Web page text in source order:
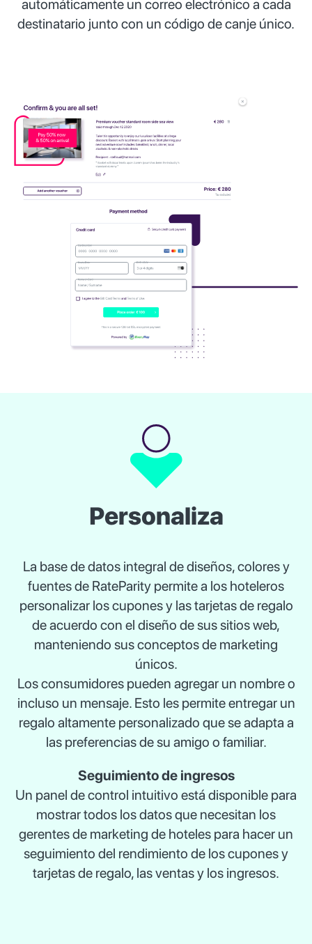
automáticamente un correo electrónico a cada
destinatario junto con un código de canje único.
Personaliza
La base de datos integral de diseños, colores y
fuentes de RateParity permite a los hoteleros
personalizar los cupones y las tarjetas de regalo
de acuerdo con el diseño de sus sitios web,
manteniendo sus conceptos de marketing
únicos.
Los consumidores pueden agregar un nombre o
incluso un mensaje. Esto les permite entregar un
regalo altamente personalizado que se adapta a
las preferencias de su amigo o familiar.
Seguimiento de ingresos
Un panel de control intuitivo está disponible para
mostrar todos los datos que necesitan los
gerentes de marketing de hoteles para hacer un
seguimiento del rendimiento de los cupones y
tarjetas de regalo, las ventas y los ingresos.